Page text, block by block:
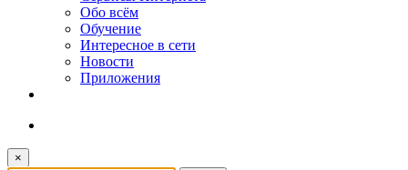
Обо всём
Обучение
Интересное в сети
Новости
Приложения
×